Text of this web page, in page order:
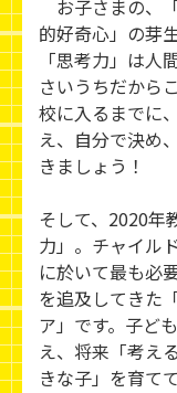
お子さまの、
的好奇心」の芽
「思考力」は人
さいうちだから
校に入るまでに
え、自分で決め
きましょう！
そして、2020年
力」。チャイル
に於いて最も必
を追及してきた
ア」です。子ど
え、将来「考え
きな子」を育て